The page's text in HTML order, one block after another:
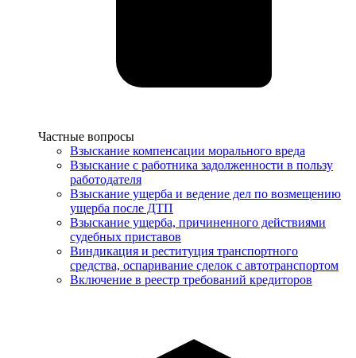
Услуги
Частные вопросы
Взыскание компенсации морального вреда
Взыскание с работника задолженности в пользу
работодателя
Взыскание ущерба и ведение дел по возмещению
ущерба после ДТП
Взыскание ущерба, причиненного действиями
судебных приставов
Виндикация и реституция транспортного
средства, оспаривание сделок с автотранспортом
Включение в реестр требований кредиторов